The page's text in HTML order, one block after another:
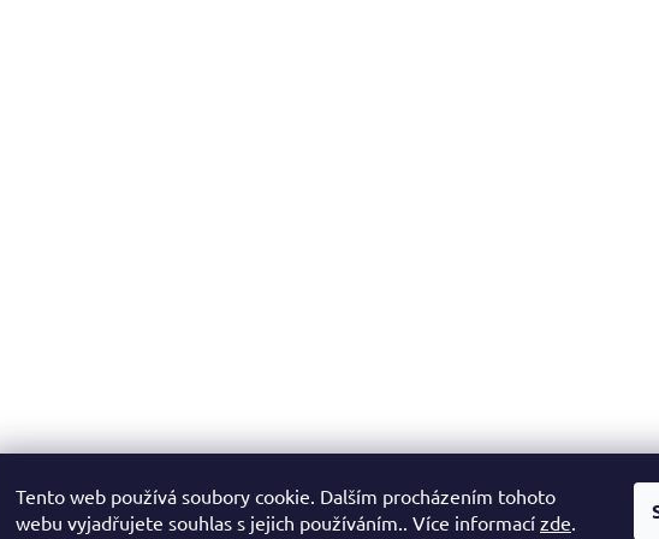
Tento web používá soubory cookie. Dalším procházením tohoto
webu vyjadřujete souhlas s jejich používáním.. Více informací zde.